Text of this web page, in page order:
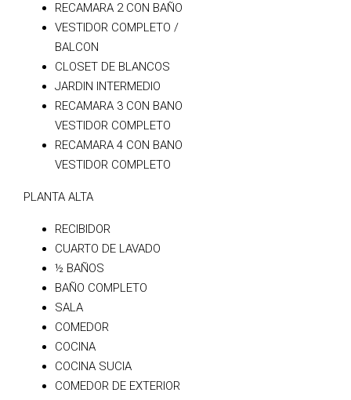
RECAMARA 2 CON BAÑO
VESTIDOR COMPLETO /
BALCON
CLOSET DE BLANCOS
JARDIN INTERMEDIO
RECAMARA 3 CON BANO
VESTIDOR COMPLETO
RECAMARA 4 CON BANO
VESTIDOR COMPLETO
PLANTA ALTA
RECIBIDOR
CUARTO DE LAVADO
½ BAÑOS
BAÑO COMPLETO
SALA
COMEDOR
COCINA
COCINA SUCIA
COMEDOR DE EXTERIOR